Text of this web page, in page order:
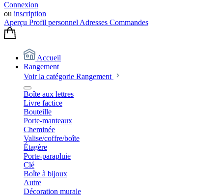
Connexion
ou inscription
Aperçu Profil personnel Adresses Commandes
Accueil
Rangement
Voir la catégorie Rangement
Boîte aux lettres
Livre factice
Bouteille
Porte-manteaux
Cheminée
Valise/coffre/boîte
Étagère
Porte-parapluie
Clé
Boîte à bijoux
Autre
Décoration murale